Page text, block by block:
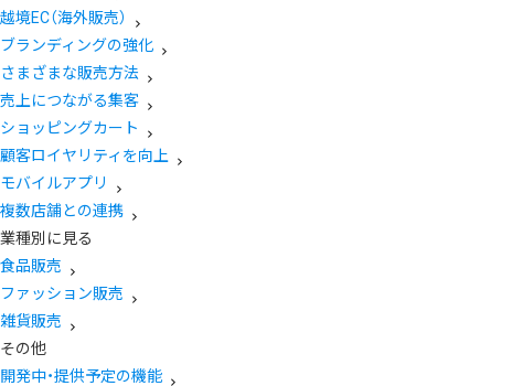
越境EC（海外販売）
ブランディングの強化
さまざまな販売方法
売上につながる集客
ショッピングカート
顧客ロイヤリティを向上
モバイルアプリ
複数店舗との連携
業種別に見る
食品販売
ファッション販売
雑貨販売
その他
開発中・提供予定の機能